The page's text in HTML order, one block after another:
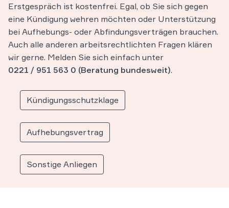
Erstgespräch ist kostenfrei. Egal, ob Sie sich gegen
eine Kündigung wehren möchten oder Unterstützung
bei Aufhebungs- oder Abfindungsverträgen brauchen.
Auch alle anderen arbeitsrechtlichten Fragen klären
wir gerne. Melden Sie sich einfach unter
0221 / 951 563 0 (Beratung bundesweit).
Kündigungsschutzklage
Aufhebungsvertrag
Sonstige Anliegen